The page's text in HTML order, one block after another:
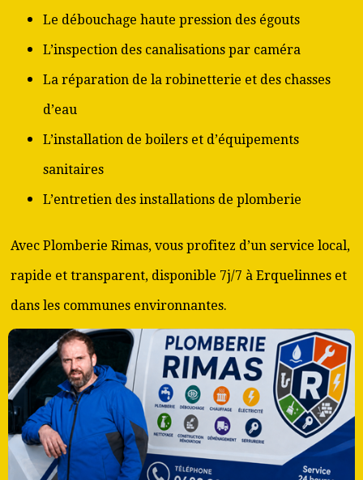
Le débouchage haute pression des égouts
L’inspection des canalisations par caméra
La réparation de la robinetterie et des chasses
d’eau
L’installation de boilers et d’équipements
sanitaires
L’entretien des installations de plomberie
Avec Plomberie Rimas, vous profitez d’un service local,
rapide et transparent, disponible 7j/7 à Erquelinnes et
dans les communes environnantes.